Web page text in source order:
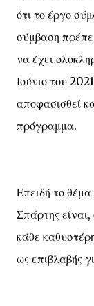
ότι το έργο
σύμβαση
να έχει
Ιούνιο του
αποφασισθεί
πρόγραμμα.
Επειδή το
Σπάρτης
κάθε
ως επιβλαβής